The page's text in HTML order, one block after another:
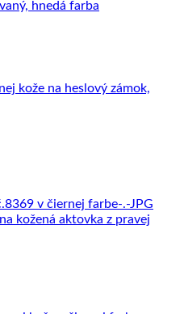
kože na heslový zámok,